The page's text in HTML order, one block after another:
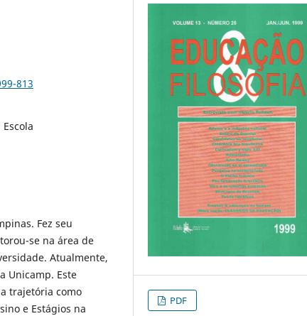
813
Fez seu
se na área de
Atualmente,
Unicamp. Este
trajetória como
e Estágios na
PDF